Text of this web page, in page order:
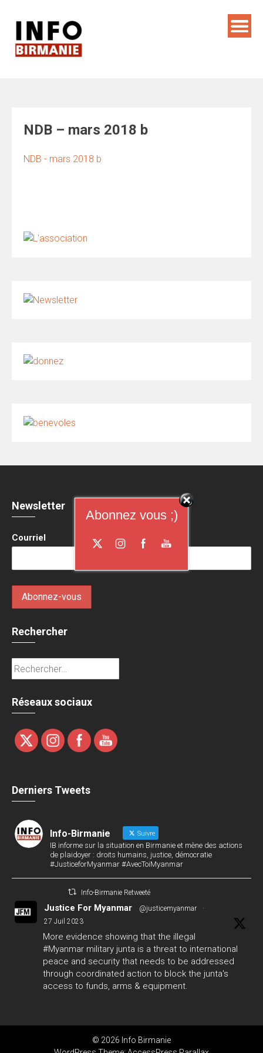
NDB – mars 2018 b
NDB - mars 2018 b
Newsletter
Courriel
Rechercher
Rechercher :
Réseaux sociaux
Derniers Tweets
Info-Birmanie Suivre
IB informe sur la situation en Birmanie et mène des actions
de plaidoyer : droits humains, justice, démocratie
#JusticeforMyanmar #AvecToiMyanmar
Info-Birmanie Retweeté
Justice For Myanmar @justicemyanmar
·
27 Juil 2023
More evidence showing that the illegal
#Myanmar military junta is a threat to international
peace and security that needs to be addressed
through coordinated action to block the junta's
access to funds, arms & equipment.
© 2026 Info Birmanie
Abonnez vous ;)